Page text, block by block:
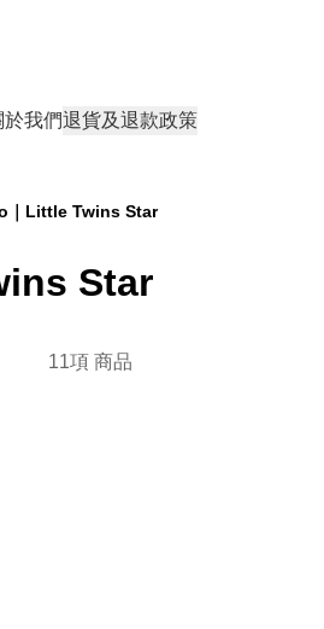
於我們退貨及退款政策
｜Little Twins Star
Star
11項 商品